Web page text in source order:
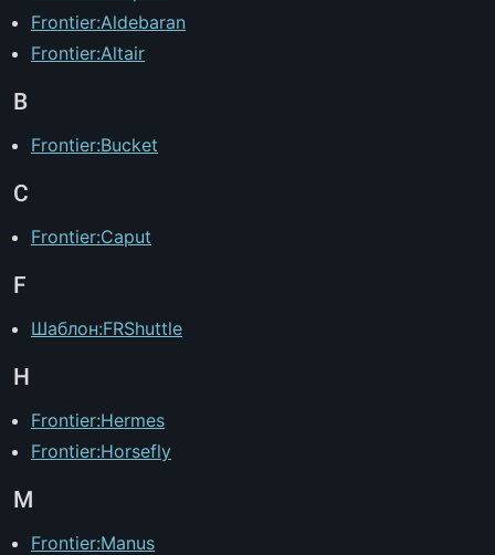
Frontier:Aldebaran
Frontier:Altair
B
Frontier:Bucket
C
Frontier:Caput
F
Шаблон:FRShuttle
H
Frontier:Hermes
Frontier:Horsefly
M
Frontier:Manus